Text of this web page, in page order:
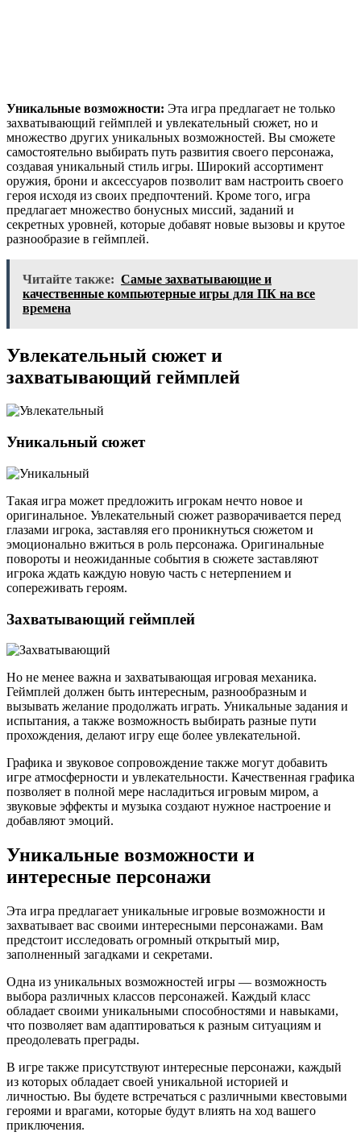
Уникальные возможности: Эта игра предлагает не только
захватывающий геймплей и увлекательный сюжет, но и
множество других уникальных возможностей. Вы сможете
самостоятельно выбирать путь развития своего персонажа,
создавая уникальный стиль игры. Широкий ассортимент
оружия, брони и аксессуаров позволит вам настроить своего
героя исходя из своих предпочтений. Кроме того, игра
предлагает множество бонусных миссий, заданий и
секретных уровней, которые добавят новые вызовы и крутое
разнообразие в геймплей.
Читайте также: Самые захватывающие и
качественные компьютерные игры для ПК на все
времена
Увлекательный сюжет и
захватывающий геймплей
Уникальный сюжет
Такая игра может предложить игрокам нечто новое и
оригинальное. Увлекательный сюжет разворачивается перед
глазами игрока, заставляя его проникнуться сюжетом и
эмоционально вжиться в роль персонажа. Оригинальные
повороты и неожиданные события в сюжете заставляют
игрока ждать каждую новую часть с нетерпением и
сопереживать героям.
Захватывающий геймплей
Но не менее важна и захватывающая игровая механика.
Геймплей должен быть интересным, разнообразным и
вызывать желание продолжать играть. Уникальные задания и
испытания, а также возможность выбирать разные пути
прохождения, делают игру еще более увлекательной.
Графика и звуковое сопровождение также могут добавить
игре атмосферности и увлекательности. Качественная графика
позволяет в полной мере насладиться игровым миром, а
звуковые эффекты и музыка создают нужное настроение и
добавляют эмоций.
Уникальные возможности и
интересные персонажи
Эта игра предлагает уникальные игровые возможности и
захватывает вас своими интересными персонажами. Вам
предстоит исследовать огромный открытый мир,
заполненный загадками и секретами.
Одна из уникальных возможностей игры — возможность
выбора различных классов персонажей. Каждый класс
обладает своими уникальными способностями и навыками,
что позволяет вам адаптироваться к разным ситуациям и
преодолевать преграды.
В игре также присутствуют интересные персонажи, каждый
из которых обладает своей уникальной историей и
личностью. Вы будете встречаться с различными квестовыми
героями и врагами, которые будут влиять на ход вашего
приключения.